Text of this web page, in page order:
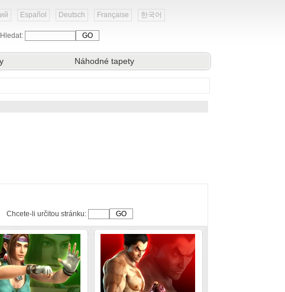
Español Deutsch Française 한국어
Náhodné tapety
Chcete-li určitou stránku: